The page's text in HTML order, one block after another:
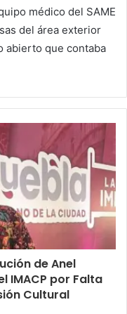
médico del SAME
del área exterior
abierto que contaba
de Anel
IMACP por Falta
Cultural